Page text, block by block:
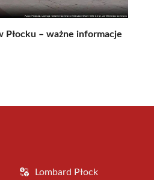
Płocku – ważne informacje
Lombard Płock